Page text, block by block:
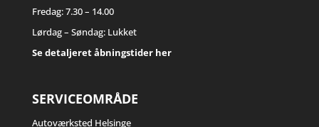
Fredag: 7.30 – 14.00
Lørdag – Søndag: Lukket
Se detaljeret åbningstider her
SERVICEOMRÅDE
Autoværksted Helsinge